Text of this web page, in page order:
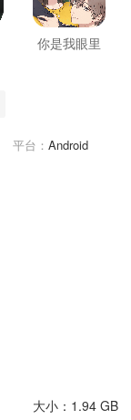
你是我眼里
平台： Android
大小：1.94 GB